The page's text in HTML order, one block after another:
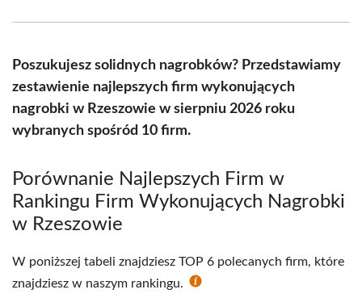
(Twitter)
Poszukujesz solidnych nagrobków? Przedstawiamy
zestawienie najlepszych firm wykonujących
nagrobki w Rzeszowie w sierpniu 2026 roku
wybranych spośród 10 firm.
Porównanie Najlepszych Firm w
Rankingu Firm Wykonujących Nagrobki
w Rzeszowie
W poniższej tabeli znajdziesz TOP 6 polecanych firm, które
znajdziesz w naszym rankingu.